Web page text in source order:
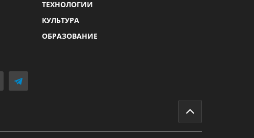
ТЕХНОЛОГИИ
КУЛЬТУРА
ОБРАЗОВАНИЕ